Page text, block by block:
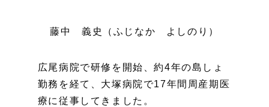
藤中 義史（ふじなか よしのり）
広尾病院で研修を開始、約4年の島しょ
勤務を経て、大塚病院で17年間周産期医
療に従事してきました。